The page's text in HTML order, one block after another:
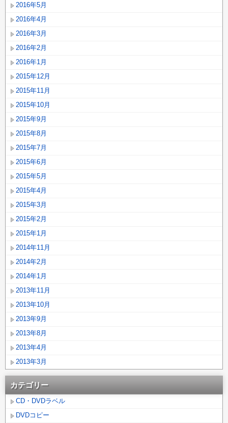
2016年5月
2016年4月
2016年3月
2016年2月
2016年1月
2015年12月
2015年11月
2015年10月
2015年9月
2015年8月
2015年7月
2015年6月
2015年5月
2015年4月
2015年3月
2015年2月
2015年1月
2014年11月
2014年2月
2014年1月
2013年11月
2013年10月
2013年9月
2013年8月
2013年4月
2013年3月
カテゴリー
CD・DVDラベル
DVDコピー